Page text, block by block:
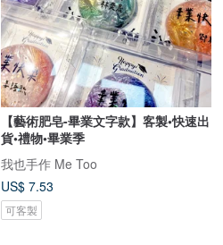
【藝術肥皂-畢業文字款】客製•快速出
貨•禮物•畢業季
我也手作 Me Too
US$ 7.53
可客製